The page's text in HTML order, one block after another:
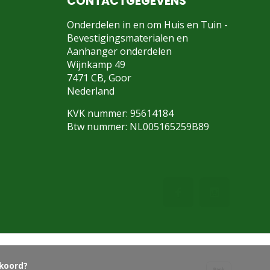
Onderdelen in en om Huis en Tuin -
Bevestigingsmaterialen en
Aanhanger onderdelen
Wijnkamp 49
7471 CB, Goor
Nederland
KVK nummer: 95614184
Btw nummer: NL005165259B89